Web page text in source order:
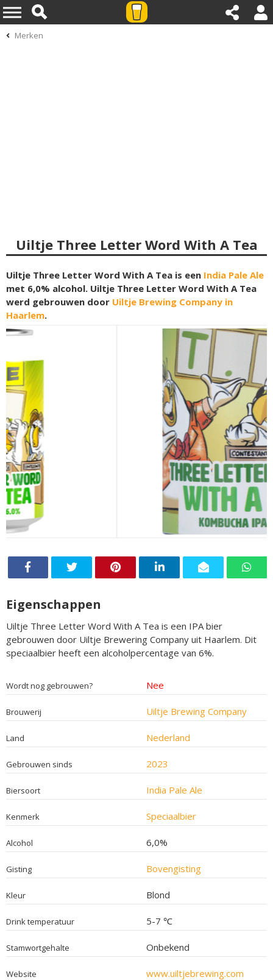
Merken
Uiltje Three Letter Word With A Tea
Uiltje Three Letter Word With A Tea is een India Pale Ale
met 6,0% alcohol. Uiltje Three Letter Word With A Tea
werd gebrouwen door Uiltje Brewing Company in
Haarlem.
Eigenschappen
Uiltje Three Letter Word With A Tea is een IPA bier
gebrouwen door Uiltje Brewering Company uit Haarlem. Dit
speciaalbier heeft een alcoholpercentage van 6%.
Wordt nog gebrouwen? Nee
Brouwerij Uiltje Brewing Company
Land Nederland
Gebrouwen sinds 2023
Biersoort India Pale Ale
Kenmerk Speciaalbier
Alcohol 6,0%
Gisting Bovengisting
Kleur Blond
Drink temperatuur 5-7 ℃
Stamwortgehalte Onbekend
Website www.uiltjebrewing.com